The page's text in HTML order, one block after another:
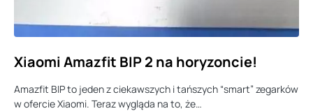
Xiaomi Amazfit BIP 2 na horyzoncie!
Amazfit BIP to jeden z ciekawszych i tańszych “smart” zegarków
w ofercie Xiaomi. Teraz wygląda na to, że…